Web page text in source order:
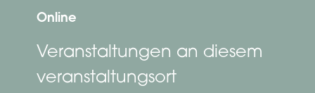
Online
Veranstaltungen an diesem
veranstaltungsort